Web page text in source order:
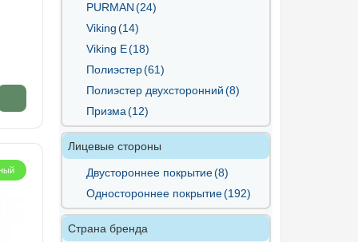
PURMAN(24)
Viking(14)
Viking E(18)
Полиэстер(61)
Полиэстер двухсторонний(8)
Призма(12)
Лицевые стороны
Двустороннее покрытие(8)
Одностороннее покрытие(192)
Страна бренда